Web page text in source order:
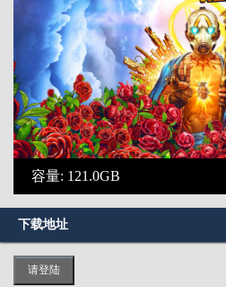
容量: 121.0GB
下载地址
请登陆